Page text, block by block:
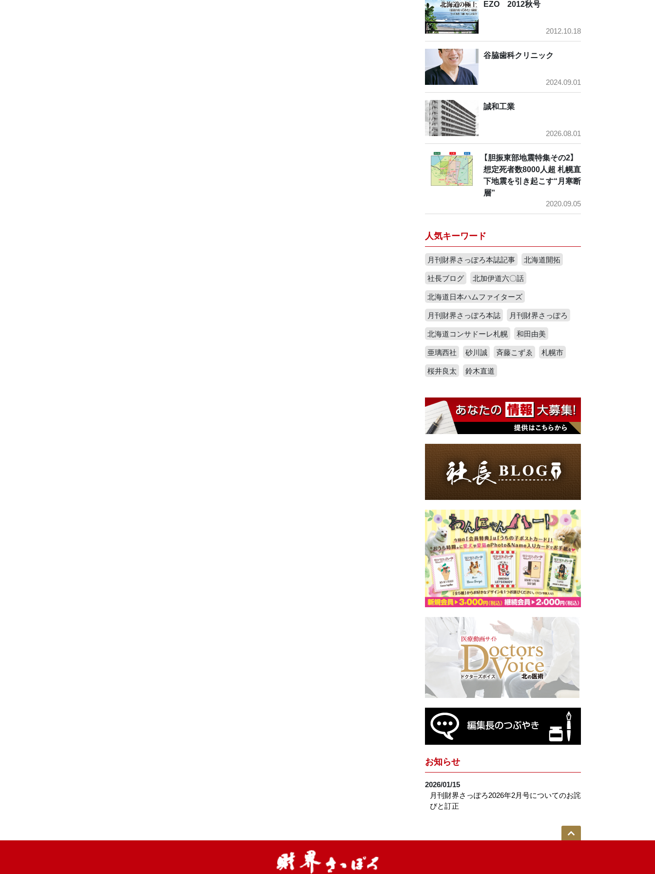
EZO 2012秋号
2012.10.18
谷脇歯科クリニック
2024.09.01
誠和工業
2026.08.01
【胆振東部地震特集その2】
想定死者数8000人超 札幌直
下地震を引き起こす“月寒断
層”
2020.09.05
人気キーワード
月刊財界さっぽろ本誌記事
北海道開拓
社長ブログ
北加伊道六〇話
北海道日本ハムファイターズ
月刊財界さっぽろ本誌
月刊財界さっぽろ
北海道コンサドーレ札幌
和田由美
亜璃西社
砂川誠 斉藤こずゑ
札幌市
桜井良太
鈴木直道
お知らせ
2026/01/15
月刊財界さっぽろ2026年2月号についてのお詫
びと訂正